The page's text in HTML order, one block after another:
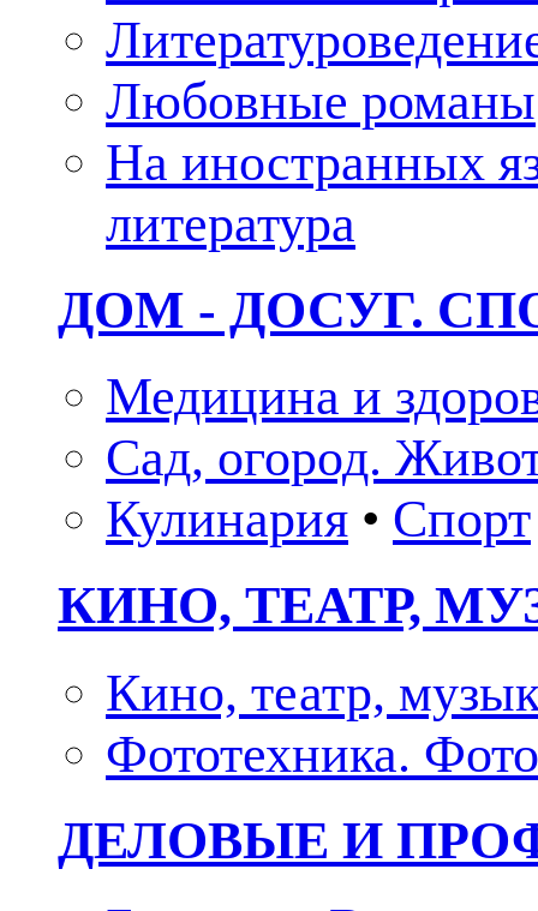
Любовные романы
На иностранных
литература
ДОМ - ДОСУГ.
Медицина и
Сад, огород.
Кулинария • Спорт
КИНО, ТЕАТР,
Кино, театр,
Фототехника.
ДЕЛОВЫЕ И